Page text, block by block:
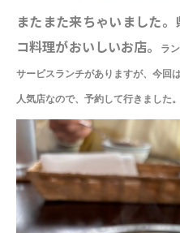
またまた来ちゃいました
コ料理がおいしいお店。
ラ
サービスランチがありますが、今回
人気店なので、予約して行きました。